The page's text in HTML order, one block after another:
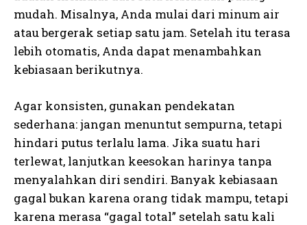
mudah. Misalnya, Anda mulai dari minum air
atau bergerak setiap satu jam. Setelah itu terasa
lebih otomatis, Anda dapat menambahkan
kebiasaan berikutnya.
Agar konsisten, gunakan pendekatan
sederhana: jangan menuntut sempurna, tetapi
hindari putus terlalu lama. Jika suatu hari
terlewat, lanjutkan keesokan harinya tanpa
menyalahkan diri sendiri. Banyak kebiasaan
gagal bukan karena orang tidak mampu, tetapi
karena merasa “gagal total” setelah satu kali